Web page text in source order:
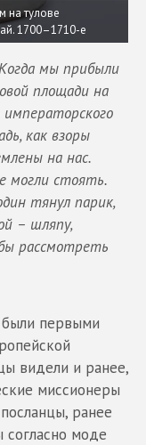
на тулове
1700–1710-е
мы прибыли
площади на
как взоры
на нас.
могли стоять.
тянул парик,
– шляпу,
рассмотреть
были первыми
видели и ранее,
миссионеры
ранее
моде